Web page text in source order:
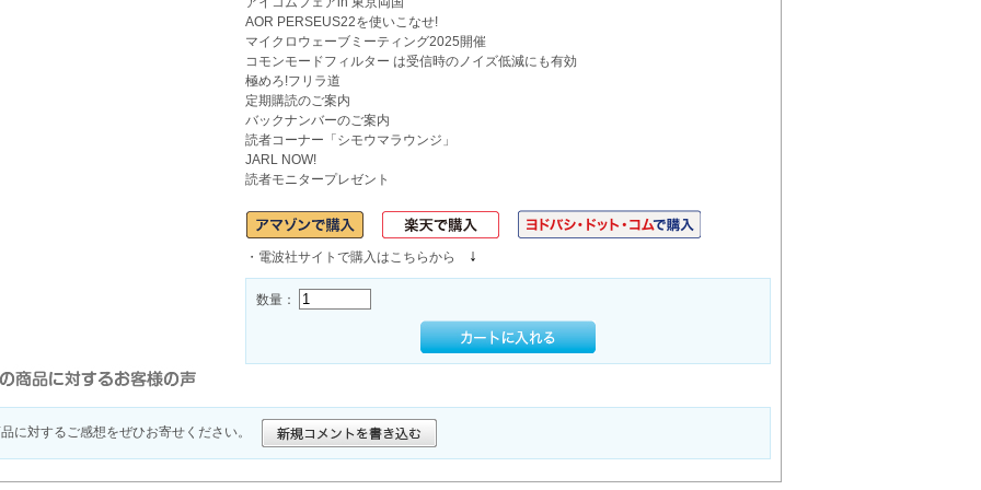
AOR PERSEUS22を使いこなせ!
マイクロウェーブミーティング2025開催
コモンモードフィルター は受信時のノイズ低減にも有効
極めろ!フリラ道
定期購読のご案内
バックナンバーのご案内
読者コーナー「シモウマラウンジ」
JARL NOW!
読者モニタープレゼント
・電波社サイトで購入はこちらから ↓
数量：
に対するご感想をぜひお寄せください。